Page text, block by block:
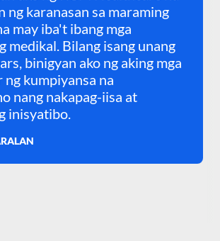
ng karanasan sa maraming
may iba't ibang mga
medikal. Bilang isang unang
binigyan ako ng aking mga
kumpiyansa na
nang nakapag-iisa at
inisyatibo.